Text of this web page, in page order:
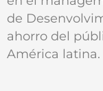
de
ahorro del
América latina.